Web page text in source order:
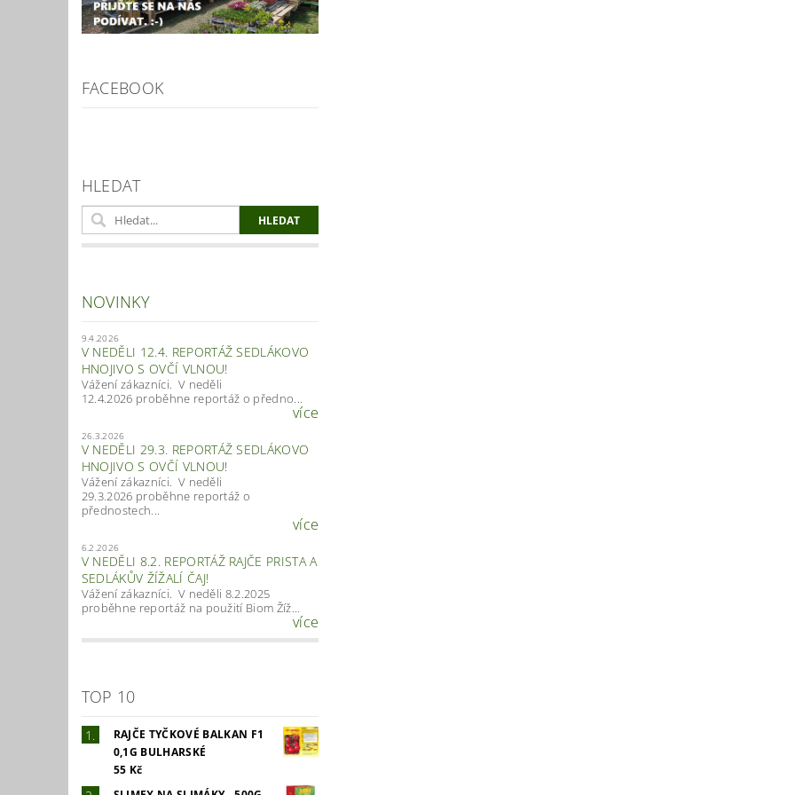
FACEBOOK
HLEDAT
NOVINKY
9.4.2026
V NEDĚLI 12.4. REPORTÁŽ SEDLÁKOVO
HNOJIVO S OVČÍ VLNOU!
Vážení zákazníci. V neděli
12.4.2026 proběhne reportáž o předno...
více
26.3.2026
V NEDĚLI 29.3. REPORTÁŽ SEDLÁKOVO
HNOJIVO S OVČÍ VLNOU!
Vážení zákazníci. V neděli
29.3.2026 proběhne reportáž o
přednostech...
více
6.2.2026
V NEDĚLI 8.2. REPORTÁŽ RAJČE PRISTA A
SEDLÁKŮV ŽÍŽALÍ ČAJ!
Vážení zákazníci. V neděli 8.2.2025
proběhne reportáž na použití Biom Žíž...
více
TOP 10
RAJČE TYČKOVÉ BALKAN F1
0,1G BULHARSKÉ
55 Kč